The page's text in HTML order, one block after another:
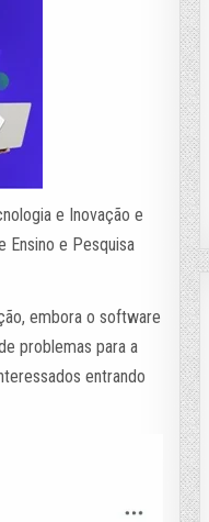
e Inovação e
Ensino e Pesquisa
embora o software
problemas para a
entrando